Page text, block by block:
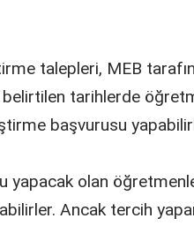
talepleri, MEB
belirtilen tarihlerde
başvurusu
yapacak olan
Ancak tercih